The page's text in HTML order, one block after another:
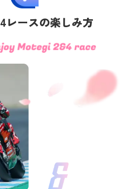
レースの楽しみ方